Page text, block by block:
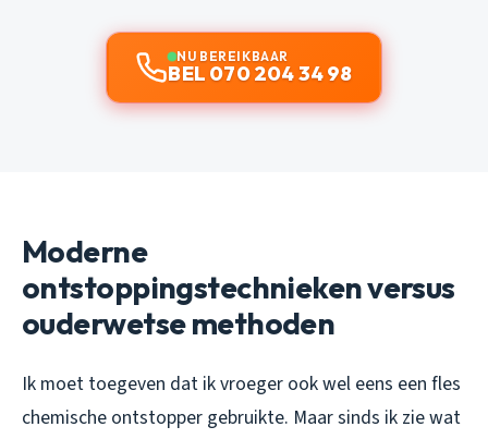
NU BEREIKBAAR
BEL 070 204 34 98
Moderne
ontstoppingstechnieken versus
ouderwetse methoden
Ik moet toegeven dat ik vroeger ook wel eens een fles
chemische ontstopper gebruikte. Maar sinds ik zie wat